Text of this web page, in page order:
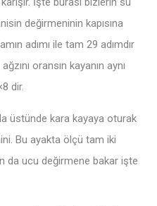
değirmeninin kapısına
adımı ile tam 29 adımdır
oransın kayanın aynı
dir.
üstünde kara kayaya oturak
Bu ayakta ölçü tam iki
da ucu değirmene bakar işte